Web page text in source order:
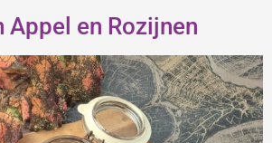
Appel en Rozijnen